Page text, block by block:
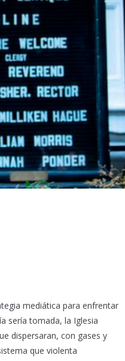
mediática para enfrentar
sería tomada, la Iglesia
dispersaran, con gases y
que violenta